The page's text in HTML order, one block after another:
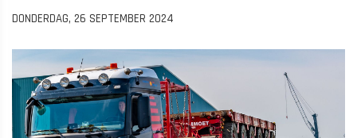
DONDERDAG, 26 SEPTEMBER 2024